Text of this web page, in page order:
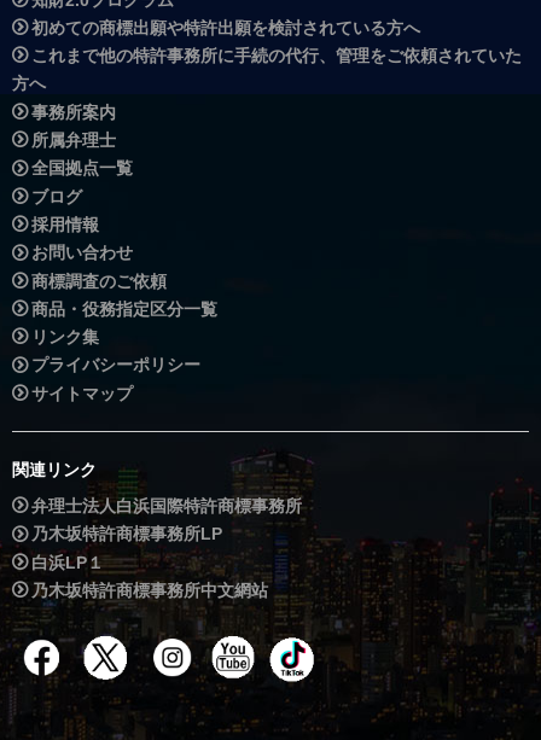
初めての商標出願や特許出願を検討されている方へ
これまで他の特許事務所に手続の代行、管理をご依頼されていた
方へ
事務所案内
所属弁理士
全国拠点一覧
ブログ
採用情報
お問い合わせ
商標調査のご依頼
商品・役務指定区分一覧
リンク集
プライバシーポリシー
サイトマップ
関連リンク
弁理士法人白浜国際特許商標事務所
乃木坂特許商標事務所LP
白浜LP１
乃木坂特許商標事務所中文網站